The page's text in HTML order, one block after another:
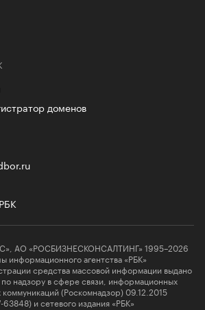
доменов
АО «РОСБИЗНЕСКОНСАЛТИНГ» 1995–2026
информационного агентства «РБК»
средства массовой информации выдано
надзору в сфере связи, информационных
(Роскомнадзор) 09.12.2015
и сетевого издания «РБК»